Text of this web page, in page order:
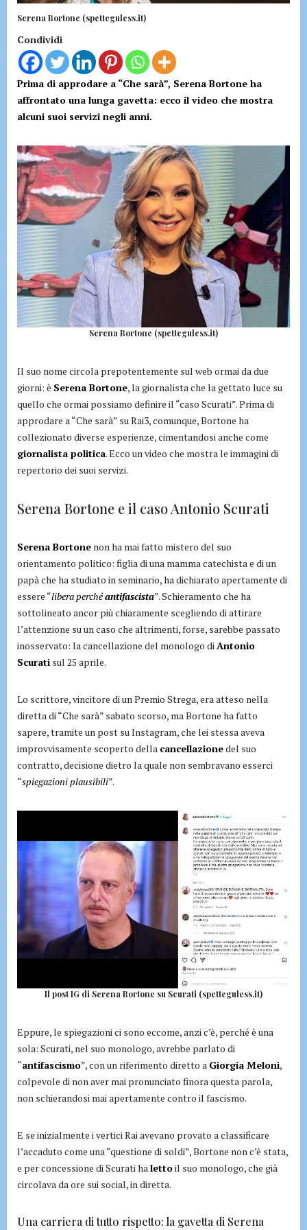
Serena Bortone (spetteguless.it)
Condividi
Prima di approdare a “Che sarà”, Serena Bortone ha
affrontato una lunga gavetta: ecco il video che mostra
alcuni suoi servizi negli anni.
Serena Bortone (spetteguless.it)
Il suo nome circola prepotentemente sul web ormai da due
giorni: è Serena Bortone, la giornalista che la gettato luce su
quello che ormai possiamo definire il “caso Scurati”. Prima di
approdare a “Che sarà” su Rai3, comunque, Bortone ha
collezionato diverse esperienze, cimentandosi anche come
giornalista politica. Ecco un video che mostra le immagini di
repertorio dei suoi servizi.
Serena Bortone e il caso Antonio Scurati
Serena Bortone non ha mai fatto mistero del suo
orientamento politico: figlia di una mamma catechista e di un
papà che ha studiato in seminario, ha dichiarato apertamente di
essere “libera perchéantifascista”. Schieramento che ha
sottolineato ancor più chiaramente scegliendo di attirare
l’attenzione su un caso che altrimenti, forse, sarebbe passato
inosservato: la cancellazione del monologo diAntonio
Scurati sul 25 aprile.
Lo scrittore, vincitore di un Premio Strega, era atteso nella
diretta di “Che sarà” sabato scorso, ma Bortone ha fatto
sapere, tramite un post su Instagram, che lei stessa aveva
improvvisamente scoperto della cancellazionedel suo
contratto, decisione dietro la quale non sembravano esserci
“spiegazioni plausibili”.
Il post IG di Serena Bortone su Scurati (spetteguless.it)
Eppure, le spiegazioni ci sono eccome, anzi c’è, perché è una
sola: Scurati, nel suo monologo, avrebbe parlato di
“antifascismo”, con un riferimento diretto a Giorgia Meloni,
colpevole di non aver mai pronunciato finora questa parola,
non schierandosi mai apertamente contro il fascismo.
E se inizialmente i vertici Rai avevano provato a classificare
l’accaduto come una “questione di soldi”, Bortone non c’è stata,
e per concessione di Scurati ha lettoil suo monologo, che già
circolava da ore sui social, in diretta.
Una carriera di tutto rispetto: la gavetta di Serena